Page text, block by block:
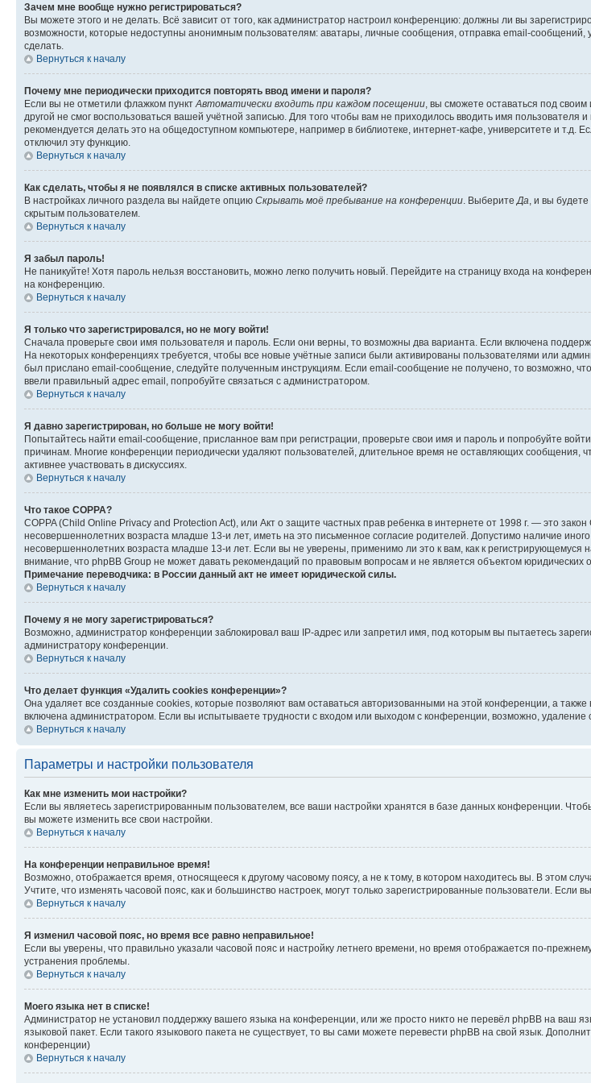
Зачем мне вообще нужно регистрироваться?
Вы можете этого и не делать. Всё зависит от того, как администратор настроил конференцию: должны ли вы
возможности, которые недоступны анонимным пользователям: аватары, личные сообщения, отправка email-сообщений,
сделать.
Вернуться к началу
Почему мне периодически приходится повторять ввод имени и пароля?
Если вы не отметили флажком пункт Автоматически входить при каждом посещении , вы сможете оставаться под
другой не смог воспользоваться вашей учётной записью. Для того чтобы вам не приходилось вводить имя
рекомендуется делать это на общедоступном компьютере, например в библиотеке, интернет-кафе, университете и т.д.
отключил эту функцию.
Вернуться к началу
Как сделать, чтобы я не появлялся в списке активных пользователей?
В настройках личного раздела вы найдете опцию Скрывать моё пребывание на конференции . Выберите Да , и вы
скрытым пользователем.
Вернуться к началу
Я забыл пароль!
Не паникуйте! Хотя пароль нельзя восстановить, можно легко получить новый. Перейдите на страницу входа на
на конференцию.
Вернуться к началу
Я только что зарегистрировался, но не могу войти!
Сначала проверьте свои имя пользователя и пароль. Если они верны, то возможны два варианта. Если включена
На некоторых конференциях требуется, чтобы все новые учётные записи были активированы пользователями или
был прислано email-сообщение, следуйте полученным инструкциям. Если email-сообщение не получено, то возможно,
ввели правильный адрес email, попробуйте связаться с администратором.
Вернуться к началу
Я давно зарегистрирован, но больше не могу войти!
Попытайтесь найти email-сообщение, присланное вам при регистрации, проверьте свои имя и пароль и попробуйте
причинам. Многие конференции периодически удаляют пользователей, длительное время не оставляющих сообщения,
активнее участвовать в дискуссиях.
Вернуться к началу
Что такое COPPA?
COPPA (Child Online Privacy and Protection Act), или Акт о защите частных прав ребенка в интернете от 1998 г. — это
несовершеннолетних возраста младше 13-и лет, иметь на это письменное согласие родителей. Допустимо наличие
несовершеннолетних возраста младше 13-и лет. Если вы не уверены, применимо ли это к вам, как к
внимание, что phpBB Group не может давать рекомендаций по правовым вопросам и не является объектом юридических
Примечание переводчика: в России данный акт не имеет юридической силы.
Вернуться к началу
Почему я не могу зарегистрироваться?
Возможно, администратор конференции заблокировал ваш IP-адрес или запретил имя, под которым вы пытаетесь
администратору конференции.
Вернуться к началу
Что делает функция «Удалить cookies конференции»?
Она удаляет все созданные cookies, которые позволяют вам оставаться авторизованными на этой конференции, а
включена администратором. Если вы испытываете трудности с входом или выходом с конференции, возможно, удаление
Вернуться к началу
Параметры и настройки пользователя
Как мне изменить мои настройки?
Если вы являетесь зарегистрированным пользователем, все ваши настройки хранятся в базе данных конференции.
вы можете изменить все свои настройки.
Вернуться к началу
На конференции неправильное время!
Возможно, отображается время, относящееся к другому часовому поясу, а не к тому, в котором находитесь вы. В этом
Учтите, что изменять часовой пояс, как и большинство настроек, могут только зарегистрированные пользователи. Если
Вернуться к началу
Я изменил часовой пояс, но время все равно неправильное!
Если вы уверены, что правильно указали часовой пояс и настройку летнего времени, но время отображается по-
устранения проблемы.
Вернуться к началу
Моего языка нет в списке!
Администратор не установил поддержку вашего языка на конференции, или же просто никто не перевёл phpBB на ваш
языковой пакет. Если такого языкового пакета не существует, то вы сами можете перевести phpBB на свой язык.
конференции)
Вернуться к началу